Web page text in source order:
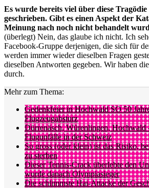
Es wurde bereits viel über diese Tragödie
geschrieben. Gibt es einen Aspekt der
Meinung nach noch nicht behandelt
(überlegt) Nein, das glaube ich nicht. Ich
Facebook-Gruppe derjenigen, die sich für
werden immer wieder dieselben Fragen
dieselben Antworten gegeben. Wir haben
durch.
Mehr zum Thema:
Gedenkfeier in Hochwald SO 50
Flugzeugabsturz
Dürrenäsch, Würenlingen, Hochwald
Flugunfälle in der Schweiz
So gross (oder klein) ist das Risiko,
zu sterben
Dieser Tennis-Crack überlebte den
wurde danach Olympiasieger
Die schlimmste Hai-Attacke der